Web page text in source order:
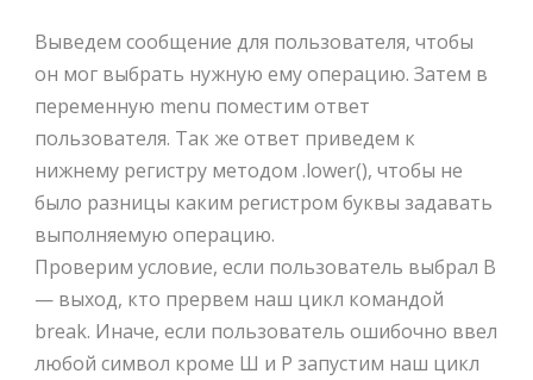
Выведем сообщение для пользователя, чтобы
он мог выбрать нужную ему операцию. Затем в
переменную menu поместим ответ
пользователя. Так же ответ приведем к
нижнему регистру методом .lower(), чтобы не
было разницы каким регистром буквы задавать
выполняемую операцию.
Проверим условие, если пользователь выбрал В
— выход, кто прервем наш цикл командой
break. Иначе, если пользователь ошибочно ввел
любой символ кроме Ш и Р запустим наш цикл